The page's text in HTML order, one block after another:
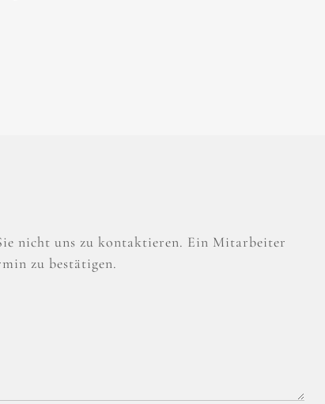
nicht uns zu kontaktieren. Ein Mitarbeiter
zu bestätigen.